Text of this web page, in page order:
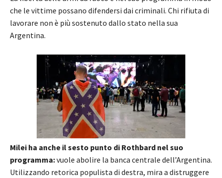
che le vittime possano difendersi dai criminali. Chi rifiuta di
lavorare non è più sostenuto dallo stato nella sua
Argentina.
Milei ha anche il sesto punto di Rothbard nel suo
programma:vuole abolire la banca centrale dell’Argentina.
Utilizzando retorica populista di destra, mira a distruggere